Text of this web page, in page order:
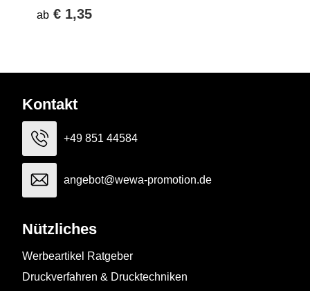
ab € 1,35
Kontakt
+49 851 44584
angebot@wewa-promotion.de
Nützliches
Werbeartikel Ratgeber
Druckverfahren & Drucktechniken